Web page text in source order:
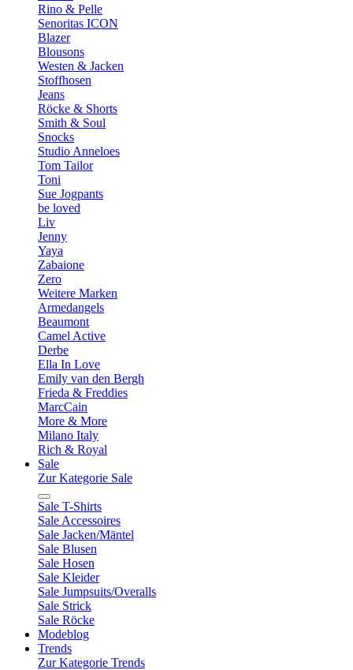
Rino & Pelle
Senoritas ICON
Blazer
Blousons
Westen & Jacken
Stoffhosen
Jeans
Röcke & Shorts
Smith & Soul
Snocks
Studio Anneloes
Tom Tailor
Toni
Sue Jogpants
be loved
Liv
Jenny
Yaya
Zabaione
Zero
Weitere Marken
Armedangels
Beaumont
Camel Active
Derbe
Ella In Love
Emily van den Bergh
Frieda & Freddies
MarcCain
More & More
Milano Italy
Rich & Royal
Sale
Zur Kategorie Sale
Sale T-Shirts
Sale Accessoires
Sale Jacken/Mäntel
Sale Blusen
Sale Hosen
Sale Kleider
Sale Jumpsuits/Overalls
Sale Strick
Sale Röcke
Modeblog
Trends
Zur Kategorie Trends